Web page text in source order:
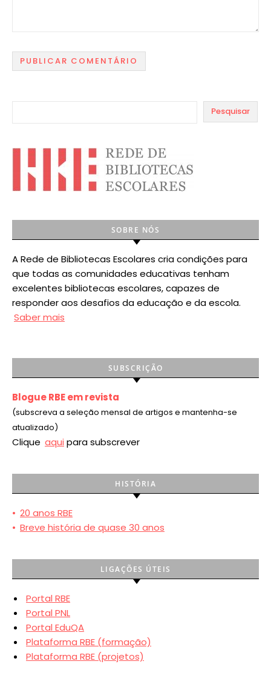
Pesquisar
SOBRE NÓS
A Rede de Bibliotecas Escolares cria condições para
que todas as comunidades educativas tenham
excelentes bibliotecas escolares, capazes de
responder aos desafios da educação e da escola.
Saber mais
SUBSCRIÇÃO
Blogue RBE em revista
(subscreva a seleção mensal de artigos e mantenha-se
atualizado)
Clique aqui para subscrever
HISTÓRIA
• 20 anos RBE
• Breve história de quase 30 anos
LIGAÇÕES ÚTEIS
Portal RBE
Portal PNL
Portal EduQA
Plataforma RBE (formação)
Plataforma RBE (projetos)